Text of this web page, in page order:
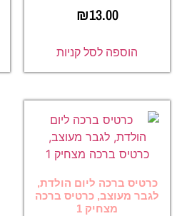
₪13.00
הוספה לסל קניות
כרטיס ברכה ליום הולדת,
לגבר מעוצב, כרטיס ברכה
מצחיק 1